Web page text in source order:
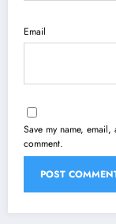
Email
Save my name,
comment.